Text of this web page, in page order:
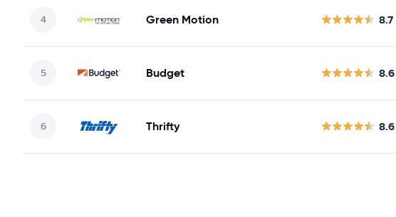
Green Motion 8.7
Budget 8.6
Thrifty 8.6